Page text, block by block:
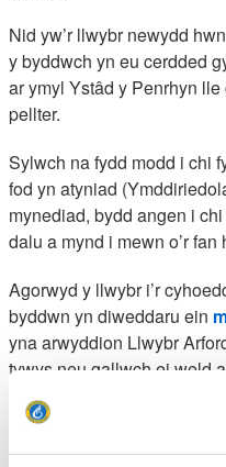
Nid yw’r llwybr newydd
y byddwch yn eu cerdded
ar ymyl Ystâd y Penrhyn
pellter.
Sylwch na fydd modd i chi
fod yn atyniad
mynediad, bydd angen i
dalu a mynd i mewn o’r fan
Agorwyd y llwybr i’r
byddwn yn diweddaru ein
yna arwyddion Llwybr
tywys neu gallwch ei weld